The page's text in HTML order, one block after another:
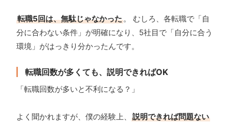
転職5回は、無駄じゃなかった。 むしろ、各転職で「自
分に合わない条件」が明確になり、5社目で「自分に合う
環境」がはっきり分かったんです。
転職回数が多くても、説明できればOK
「転職回数が多いと不利になる？」
よく聞かれますが、僕の経験上、
説明できれば問題ない